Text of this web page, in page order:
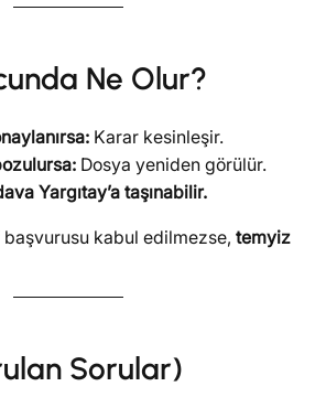
Ne Olur?
Karar kesinleşir.
Dosya yeniden görülür.
Yargıtay’a taşınabilir.
başvurusu kabul edilmezse,temyiz
Sorular)